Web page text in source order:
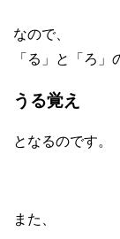
なので、
「る」と「ろ
うる覚え
となるのです。
また、